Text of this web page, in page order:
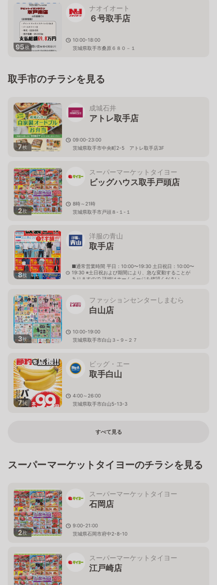
95枚
ナオイオート
６号取手店
10:00-18:00
茨城県取手市桑原６８０－１
取手市のチラシを見る
7枚
成城石井
アトレ取手店
09:00-23:00
茨城県取手市中央町2-5 アトレ取手店3F
2枚
スーパーマーケットタイヨー
ビッグハウス取手戸頭店
8時～21時
茨城県取手市戸頭８-１-１
8枚
洋服の青山
取手店
■通常営業時間 平日：10:00〜19:30 土日祝日：10:00〜
19:30 ※土日祝および期間により、急な変動することが
ありますので 詳細はホームページを確認ください
3枚
ファッションセンターしまむら
白山店
10:00-19:00
茨城県取手市白山３−９−２７
7枚
ビッグ・エー
取手白山
4:00～26:00
茨城県取手市白山5-13-3
すべて見る
スーパーマーケットタイヨーのチラシを見る
2枚
スーパーマーケットタイヨー
石岡店
9:00-21:00
茨城県石岡市府中2-8-10
スーパーマーケットタイヨー
江戸崎店